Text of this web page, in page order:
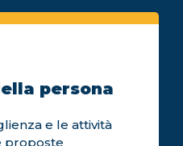
persona
e le attività
proposte